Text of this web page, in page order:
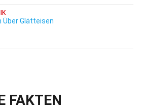
Über Glätteisen
FAKTEN